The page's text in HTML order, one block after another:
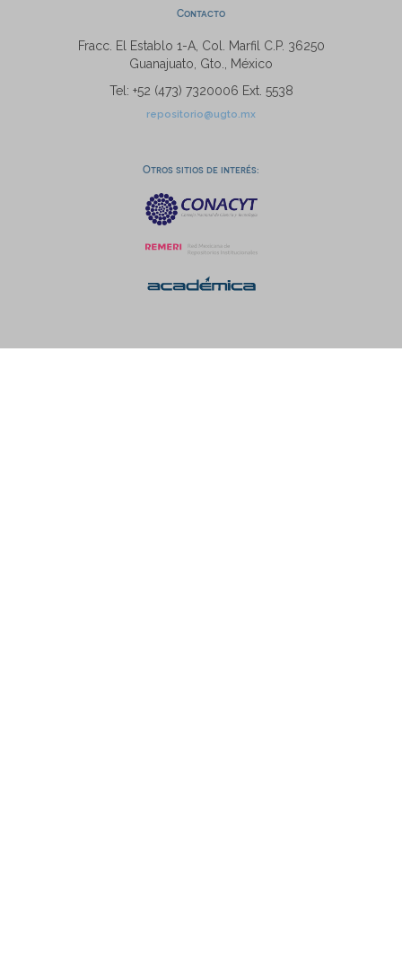
Contacto
Fracc. El Establo 1-A, Col. Marfil C.P. 36250
Guanajuato, Gto., México
Tel: +52 (473) 7320006 Ext. 5538
repositorio@ugto.mx
Otros sitios de interés: